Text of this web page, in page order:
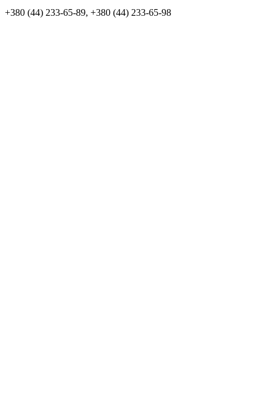
+380 (44) 233-65-89, +380 (44) 233-65-98